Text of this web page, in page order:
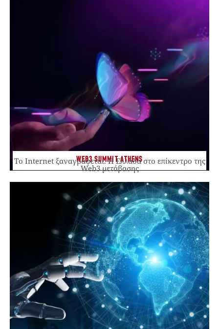
WEB3 SUMMIT ATHENS
Το Internet ξαναγράφεται. Η Ελλάδα στο επίκεντρο της
Web3 μετάβασης